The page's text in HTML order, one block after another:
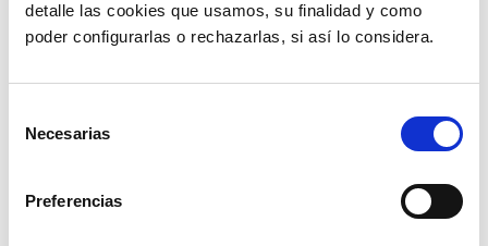
detalle las cookies que usamos, su finalidad y como
poder configurarlas o rechazarlas, si así lo considera.
Necesarias
Preferencias
rehabilitación energéticaque tendrá lugar a
partir de las 9 de la mañana el jueves día 6
Alicante.
Rosa María Cussac, gerente de Personas